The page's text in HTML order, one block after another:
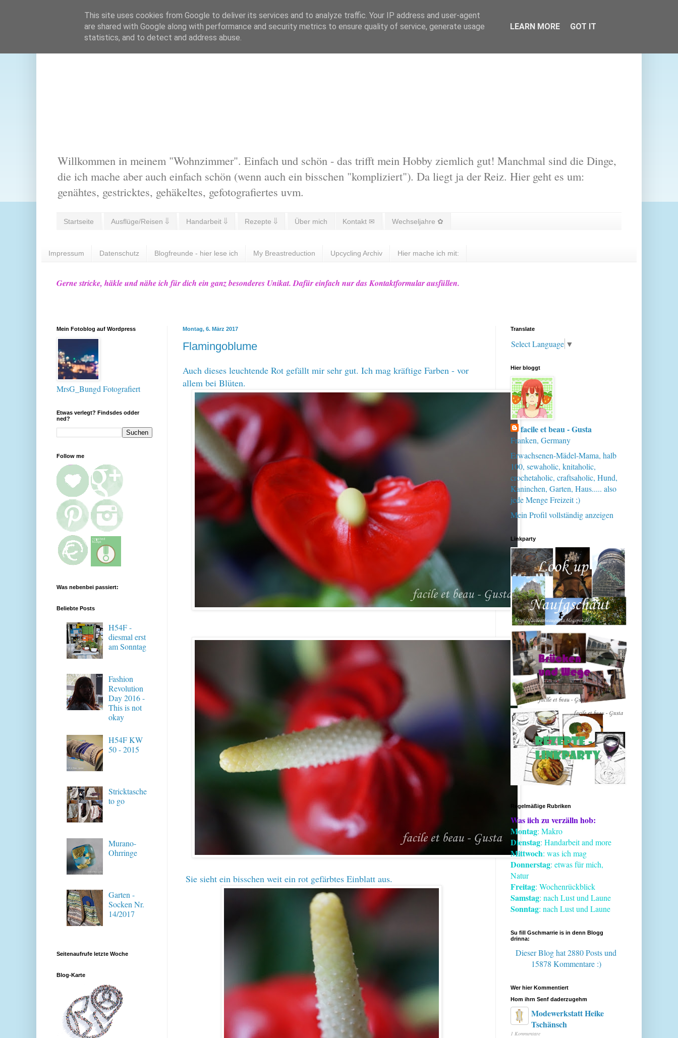
Willkommen in meinem "Wohnzimmer". Einfach und schön - das trifft mein Hobby ziemlich gut! Manchmal sind die Dinge,
die ich mache aber auch einfach schön (wenn auch ein bisschen "kompliziert"). Da liegt ja der Reiz. Hier geht es um:
genähtes, gestricktes, gehäkeltes, gefotografiertes uvm.
Startseite Ausflüge/Reisen ⇓ Handarbeit ⇓ Rezepte ⇓ Über mich Kontakt ✉ Wechseljahre ✿
Impressum Datenschutz Blogfreunde - hier lese ich My Breastreduction Upcycling Archiv Hier mache ich mit:
Gerne stricke, häkle und nähe ich für dich ein ganz besonderes Unikat. Dafür einfach nur das Kontaktformular ausfüllen.
Montag, 6. März 2017
Flamingoblume
Auch dieses leuchtende Rot gefällt mir sehr gut. Ich mag kräftige Farben - vor
allem bei Blüten.
Sie sieht ein bisschen weit ein rot gefärbtes Einblatt aus.
Mein Fotoblog auf Wordpress
MrsG_Bungd Fotografiert
Etwas verlegt? Findsdes odder
ned?
Follow me
Was nebenbei passiert:
Beliebte Posts
H54F -
diesmal erst
am Sonntag
Fashion
Revolution
Day 2016 -
This is not
okay
H54F KW
50 - 2015
Stricktasche
to go
Murano-
Ohrringe
Garten -
Socken Nr.
14/2017
Seitenaufrufe letzte Woche
Blog-Karte
Translate
Select Language ▼
Hier bloggt
facile et beau - Gusta
Franken, Germany
Erwachsenen-Mädel-Mama, halb
100, sewaholic, knitaholic,
crochetaholic, craftsaholic, Hund,
Kaninchen, Garten, Haus..... also
jede Menge Freizeit ;)
Mein Profil vollständig anzeigen
Linkparty
Regelmäßige Rubriken
Was iich zu verzälln hob:
Montag: Makro
Dienstag: Handarbeit and more
Mittwoch: was ich mag
Donnerstag: etwas für mich,
Natur
Freitag: Wochenrückblick
Samstag: nach Lust und Laune
Sonntag: nach Lust und Laune
Su fill Gschmarrie is in denn Blogg
drinna:
Dieser Blog hat 2880 Postsund
15878 Kommentare :)
Wer hier Kommentiert
Hom ihrn Senf daderzugehm
Modewerkstatt Heike
Tschänsch
1 Kommentare
This site uses cookies from Google to deliver its services and to analyze traffic. Your IP address and user-agent
are shared with Google along with performance and security metrics to ensure quality of service, generate usage
statistics, and to detect and address abuse.
LEARN MORE GOT IT